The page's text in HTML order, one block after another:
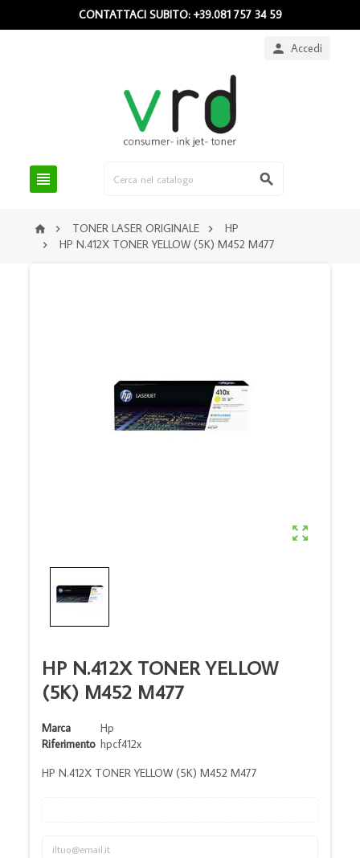
CONTATTACI SUBITO: +39.081 757 34 59
 Accedi
 
  TONER LASER ORIGINALE  HP
 HP N.412X TONER YELLOW (5K) M452 M477

HP N.412X TONER YELLOW
(5K) M452 M477
Marca
Hp
Riferimento hpcf412x
HP N.412X TONER YELLOW (5K) M452 M477